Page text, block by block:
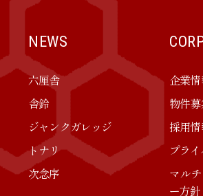
NEWS
六厘舎
舎鈴
ジャンクガレッジ
トナリ
次念序
企業
物件
採用
プラ
マル
ー方針